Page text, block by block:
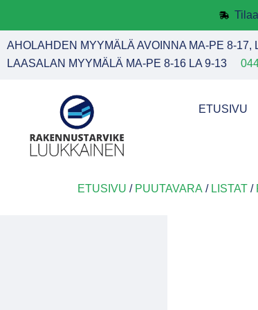
AHOLAHDEN MYYMÄLÄ AVOINNA MA-PE 8-
LAASALAN MYYMÄLÄ MA-PE 8-16 LA 9-13
ETUSIVU
ETUSIVU / PUUTAVARA / LISTAT /